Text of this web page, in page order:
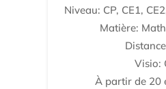
Niveau: CP, CE1,
Matière:
Visio:
À partir de 20